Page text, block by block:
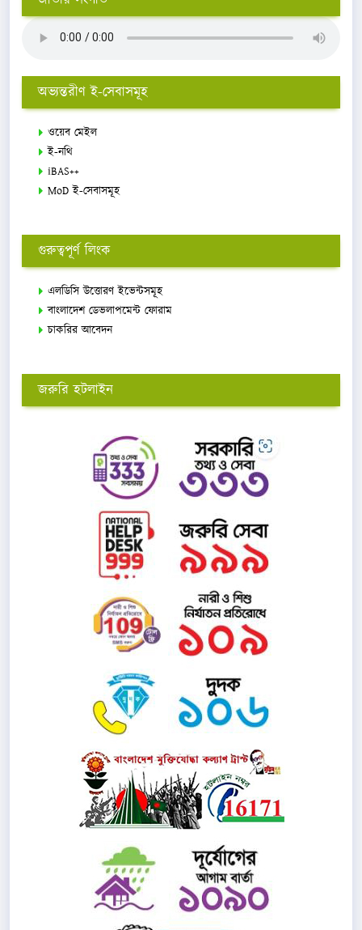
অভ্যন্তরীণ ই-সেবাসমূহ
ওয়েব মেইল
ই-নথি
iBAS++
MoD ই-সেবাসমূহ
গুরুত্বপূর্ণ লিংক
এলডিসি উত্তোরণ ইভেন্টসমূহ
বাংলাদেশ ডেভলাপমেন্ট ফোরাম
চাকরির আবেদন
জরুরি হটলাইন